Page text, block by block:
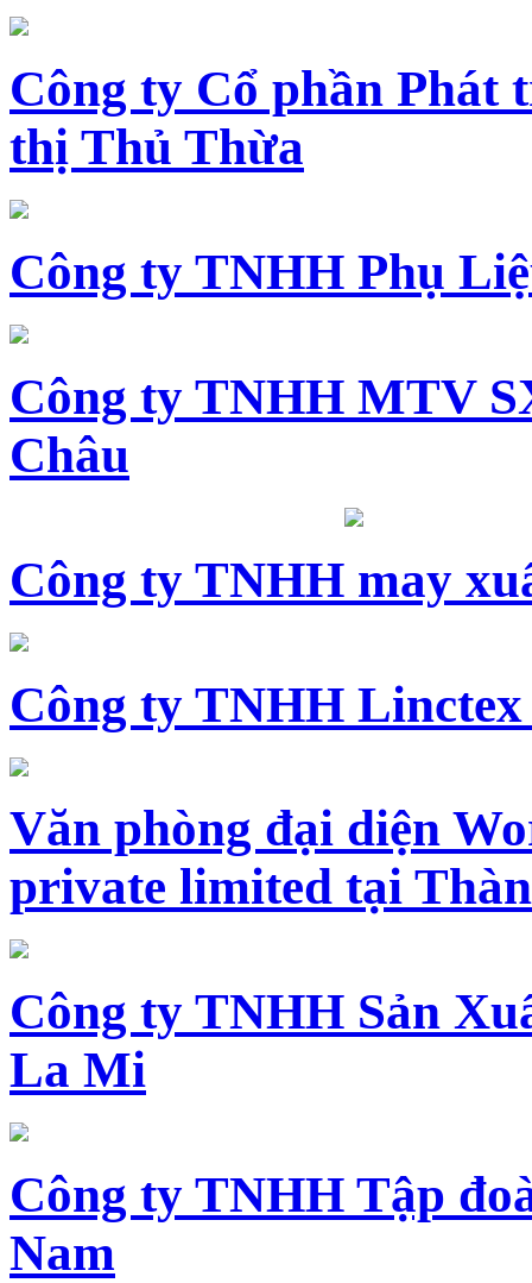
Công ty Cổ phần Phát
thị Thủ Thừa
Công ty TNHH Phụ
Công ty TNHH MTV
Châu
Công ty TNHH may
Công ty TNHH Linctex
Văn phòng đại diện
private limited tại
Công ty TNHH Sản
La Mi
Công ty TNHH Tập
Nam